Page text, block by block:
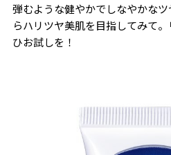
弾むような健やかでしなやかな
らハリツヤ美肌を目指してみて
ひお試しを！